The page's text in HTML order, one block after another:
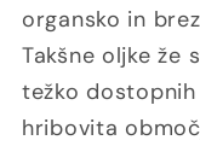
organsko in
Takšne oljke že
težko
hribovita